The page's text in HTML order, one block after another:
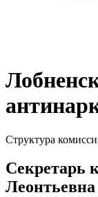
Структура
Секретарь
Леонтьевна